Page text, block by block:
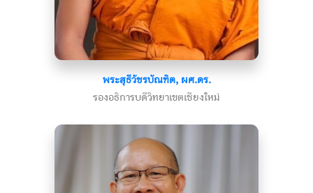
พระสุธีวัชรบัณฑิต, ผศ.ดร.
รองอธิการบดีวิทยาเขตเชียงใหม่